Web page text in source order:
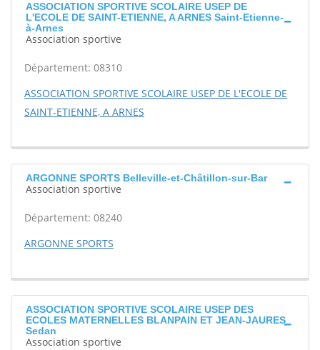
ASSOCIATION SPORTIVE SCOLAIRE USEP DE
L'ECOLE DE SAINT-ETIENNE, A ARNES Saint-Etienne-
à-Arnes
Association sportive
Département: 08310
ASSOCIATION SPORTIVE SCOLAIRE USEP DE L'ECOLE DE
SAINT-ETIENNE, A ARNES
ARGONNE SPORTS Belleville-et-Châtillon-sur-Bar
Association sportive
Département: 08240
ARGONNE SPORTS
ASSOCIATION SPORTIVE SCOLAIRE USEP DES
ECOLES MATERNELLES BLANPAIN ET JEAN-JAURES
Sedan
Association sportive